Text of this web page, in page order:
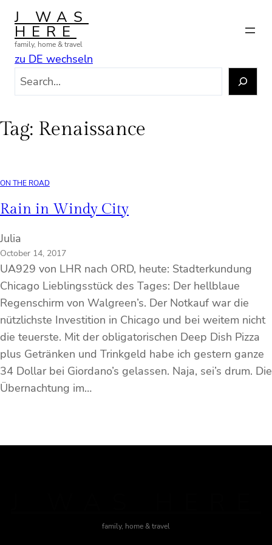
Skip
content
J WAS
HERE
family, home & travel
zu DE wechseln
c
Tag: Renaissance
ON THE ROAD
Rain in Windy City
Julia
October 14, 2017
UA929 von LHR nach ORD, heute: Stadterkundung
Chicago Lieblingsstück des Tages: Der hellblaue
Regenschirm von Walgreen’s. Der Notkauf war die
nützlichste Investition in Chicago und bei weitem nicht
die teuerste. Mit der obligatorischen Deep Dish Pizza
plus Getränken und Trinkgeld habe ich gestern ganze
34 Dollar bei Giordano’s gelassen. Naja, sei’s drum. Die
Übernachtung im…
family, home & travel